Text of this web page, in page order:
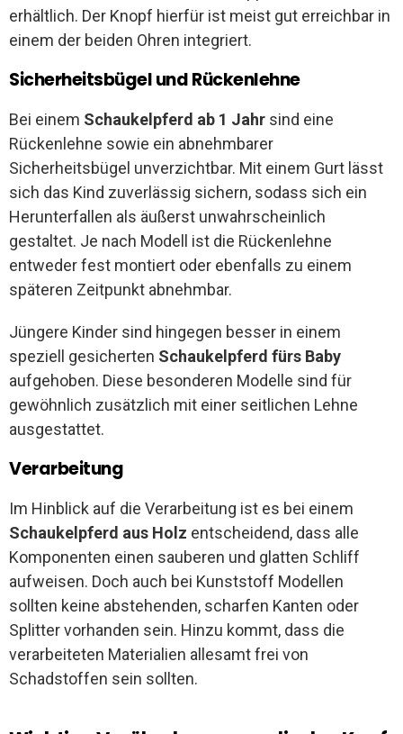
erhältlich. Der Knopf hierfür ist meist gut erreichbar in
einem der beiden Ohren integriert.
Sicherheitsbügel und Rückenlehne
Bei einem Schaukelpferd ab 1 Jahr sind eine
Rückenlehne sowie ein abnehmbarer
Sicherheitsbügel unverzichtbar. Mit einem Gurt lässt
sich das Kind zuverlässig sichern, sodass sich ein
Herunterfallen als äußerst unwahrscheinlich
gestaltet. Je nach Modell ist die Rückenlehne
entweder fest montiert oder ebenfalls zu einem
späteren Zeitpunkt abnehmbar.
Jüngere Kinder sind hingegen besser in einem
speziell gesicherten Schaukelpferd fürs Baby
aufgehoben. Diese besonderen Modelle sind für
gewöhnlich zusätzlich mit einer seitlichen Lehne
ausgestattet.
Verarbeitung
Im Hinblick auf die Verarbeitung ist es bei einem
Schaukelpferd aus Holz entscheidend, dass alle
Komponenten einen sauberen und glatten Schliff
aufweisen. Doch auch bei Kunststoff Modellen
sollten keine abstehenden, scharfen Kanten oder
Splitter vorhanden sein. Hinzu kommt, dass die
verarbeiteten Materialien allesamt frei von
Schadstoffen sein sollten.